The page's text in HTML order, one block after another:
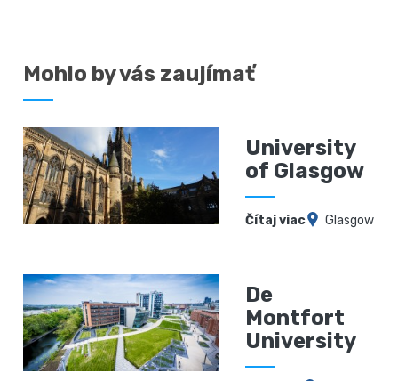
Mohlo by vás zaujímať
University
of Glasgow
Čítaj viac Glasgow
De
Montfort
University